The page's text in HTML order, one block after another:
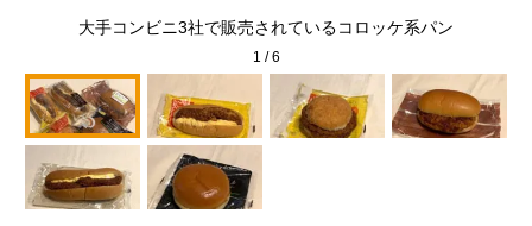
大手コンビニ3社で販売されているコロッケ系パン
1 /6